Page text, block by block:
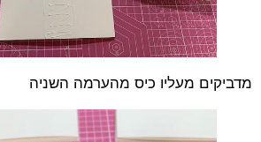
מדביקים מעליו כיס מהערמה השניה